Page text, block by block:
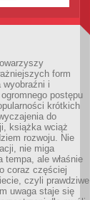
form
wyobraźni i
postępu
krótkich
do
książka wciąż
rozwoju. Nie
nie miga
tempa, ale właśnie
coraz częściej
czyli prawdziwe
uwaga staje się